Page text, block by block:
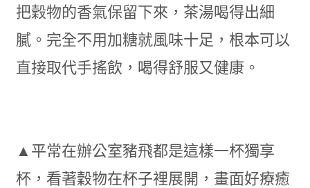
把穀物的香氣保留下來，茶湯喝得出細
膩。完全不用加糖就風味十足，根本可以
直接取代手搖飲，喝得舒服又健康。
▲平常在辦公室豬飛都是這樣一杯獨享
杯，看著穀物在杯子裡展開，畫面好療癒